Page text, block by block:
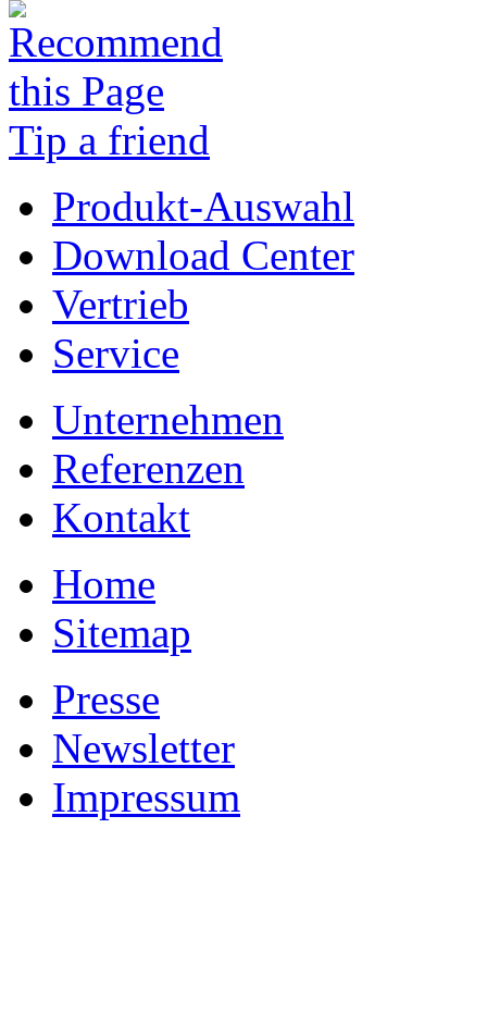
Tip a friend
Produkt-Auswahl
Download Center
Vertrieb
Service
Unternehmen
Referenzen
Kontakt
Home
Sitemap
Presse
Newsletter
Impressum